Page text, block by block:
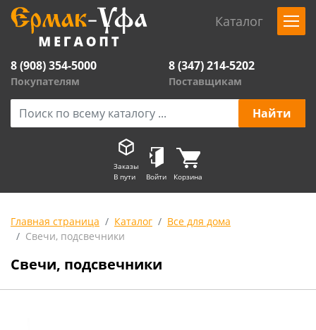
Каталог
8 (908) 354-5000
Покупателям
8 (347) 214-5202
Поставщикам
Заказы
В пути
Войти Корзина
Главная страница Каталог
Все для дома
Свечи, подсвечники
Свечи, подсвечники